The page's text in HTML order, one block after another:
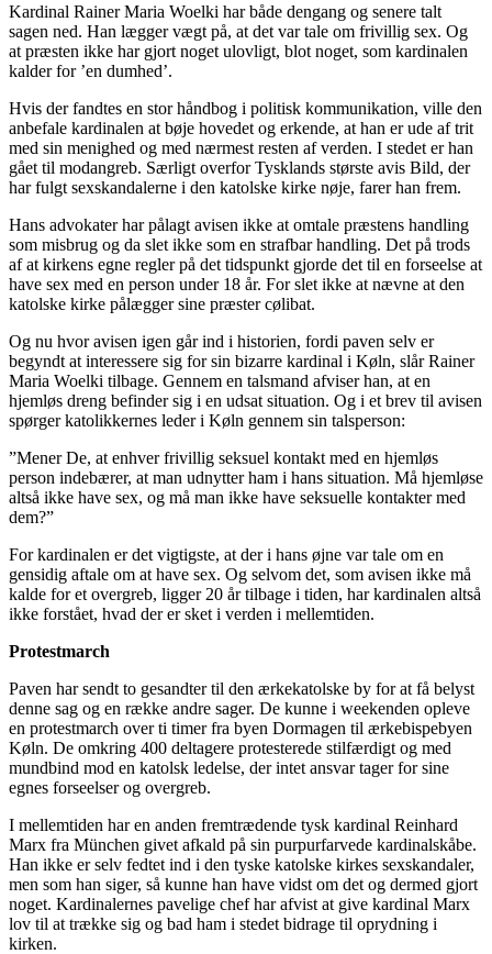
Kardinal Rainer Maria Woelki har både dengang og senere talt
sagen ned. Han lægger vægt på, at det var tale om frivillig sex. Og
at præsten ikke har gjort noget ulovligt, blot noget, som kardinalen
kalder for ’en dumhed’.
Hvis der fandtes en stor håndbog i politisk kommunikation, ville den
anbefale kardinalen at bøje hovedet og erkende, at han er ude af trit
med sin menighed og med nærmest resten af verden. I stedet er han
gået til modangreb. Særligt overfor Tysklands største avis Bild, der
har fulgt sexskandalerne i den katolske kirke nøje, farer han frem.
Hans advokater har pålagt avisen ikke at omtale præstens handling
som misbrug og da slet ikke som en strafbar handling. Det på trods
af at kirkens egne regler på det tidspunkt gjorde det til en forseelse at
have sex med en person under 18 år. For slet ikke at nævne at den
katolske kirke pålægger sine præster cølibat.
Og nu hvor avisen igen går ind i historien, fordi paven selv er
begyndt at interessere sig for sin bizarre kardinal i Køln, slår Rainer
Maria Woelki tilbage. Gennem en talsmand afviser han, at en
hjemløs dreng befinder sig i en udsat situation. Og i et brev til avisen
spørger katolikkernes leder i Køln gennem sin talsperson:
”Mener De, at enhver frivillig seksuel kontakt med en hjemløs
person indebærer, at man udnytter ham i hans situation. Må hjemløse
altså ikke have sex, og må man ikke have seksuelle kontakter med
dem?”
For kardinalen er det vigtigste, at der i hans øjne var tale om en
gensidig aftale om at have sex. Og selvom det, som avisen ikke må
kalde for et overgreb, ligger 20 år tilbage i tiden, har kardinalen altså
ikke forstået, hvad der er sket i verden i mellemtiden.
Protestmarch
Paven har sendt to gesandter til den ærkekatolske by for at få belyst
denne sag og en række andre sager. De kunne i weekenden opleve
en protestmarch over ti timer fra byen Dormagen til ærkebispebyen
Køln. De omkring 400 deltagere protesterede stilfærdigt og med
mundbind mod en katolsk ledelse, der intet ansvar tager for sine
egnes forseelser og overgreb.
I mellemtiden har en anden fremtrædende tysk kardinal Reinhard
Marx fra München givet afkald på sin purpurfarvede kardinalskåbe.
Han ikke er selv fedtet ind i den tyske katolske kirkes sexskandaler,
men som han siger, så kunne han have vidst om det og dermed gjort
noget. Kardinalernes pavelige chef har afvist at give kardinal Marx
lov til at trække sig og bad ham i stedet bidrage til oprydning i
kirken.